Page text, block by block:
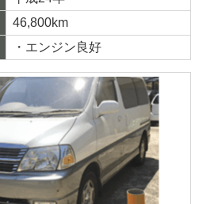
46,800km
・エンジン良好